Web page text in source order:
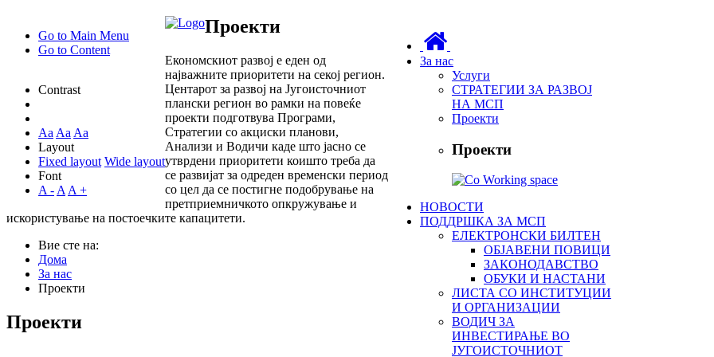
Go to Main Menu
Go to Content
Contrast
Aa Aa Aa
Layout
Fixed layout Wide layout
Font
A - A A +
За нас
Услуги
СТРАТЕГИИ ЗА РАЗВОЈ
НА МСП
Проекти
Проекти
НОВОСТИ
ПОДДРШКА ЗА МСП
ЕЛЕКТРОНСКИ БИЛТЕН
ОБЈАВЕНИ ПОВИЦИ
ЗАКОНОДАВСТВО
ОБУКИ И НАСТАНИ
ЛИСТА СО ИНСТИТУЦИИ
И ОРГАНИЗАЦИИ
ВОДИЧ ЗА
ИНВЕСТИРАЊЕ ВО
ЈУГОИСТОЧНИОТ
Проекти
Економскиот развој е еден од
најважните приоритети на секој регион.
Центарот за развој на Југоисточниот
плански регион во рамки на повеќе
проекти подготвува Програми,
Стратегии со акциски планови,
Анализи и Водичи каде што јасно се
утврдени приоритети коишто треба да
се развијат за одреден временски период
со цел да се постигне подобрување на
претприемничкото опкружување и
искористување на постоечките капацитети.
Вие сте на:
Дома
За нас
Проекти
Проекти